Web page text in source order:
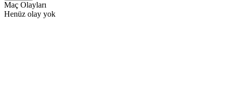
Maç Olayları
Henüz olay yok